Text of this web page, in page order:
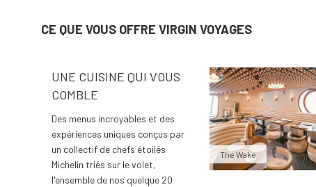
CE QUE VOUS OFFRE VIRGIN VOYAGES
The Wake
UNE CUISINE QUI VOUS
COMBLE
Des menus incroyables et des
expériences uniques conçus par
un collectif de chefs étoilés
Michelin triés sur le volet,
l'ensemble de nos quelque 20